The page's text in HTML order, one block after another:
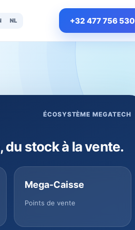
NL +32 477 756 530
ÉCOSYSTÈME MEGATECH
du stock à la vente.
Mega-Caisse
Points de vente